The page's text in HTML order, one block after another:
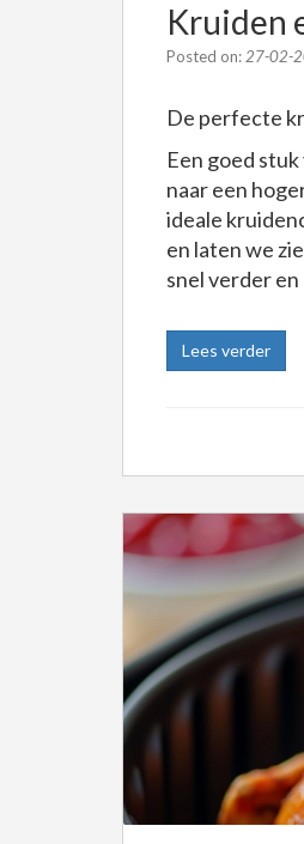
Kruiden
Posted on: 27-02-
De perfecte
Een goed
naar een
ideale
en laten we
snel verder
Lees verder